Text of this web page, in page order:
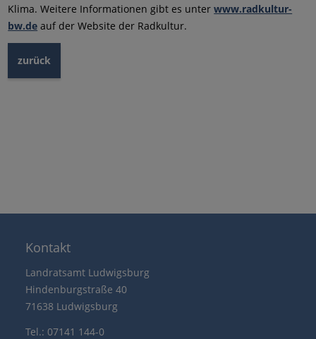
Klima. Weitere Informationen gibt es unterwww.radkultur-
bw.de auf der Website der Radkultur.
zurück
Kontakt
Landratsamt Ludwigsburg
Hindenburgstraße 40
71638 Ludwigsburg
Tel.: 07141 144-0